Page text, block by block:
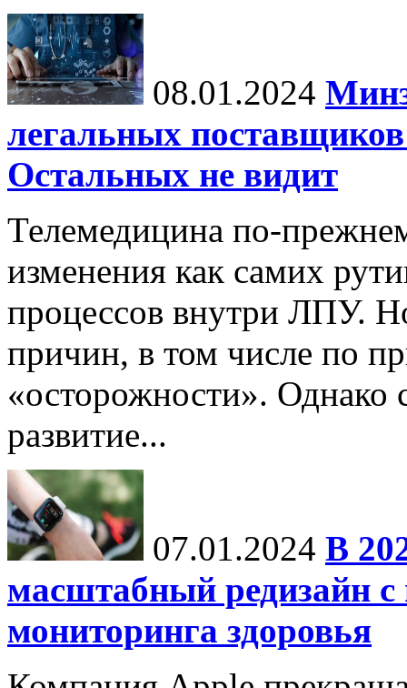
08.01.2024
легальных
Остальных не видит
Телемедицина по-
изменения как самих
процессов внутри ЛПУ.
причин, в том числе по
«осторожности». Однако
развитие...
07.01.2024 В
масштабный редизайн
мониторинга здоровья